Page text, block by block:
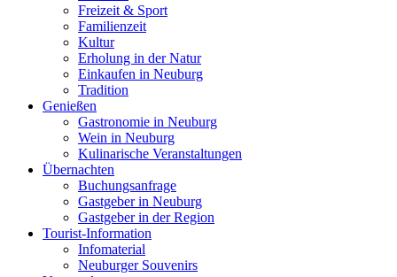
Freizeit & Sport
Familienzeit
Kultur
Erholung in der Natur
Einkaufen in Neuburg
Tradition
Genießen
Gastronomie in Neuburg
Wein in Neuburg
Kulinarische Veranstaltungen
Übernachten
Buchungsanfrage
Gastgeber in Neuburg
Gastgeber in der Region
Tourist-Information
Infomaterial
Neuburger Souvenirs